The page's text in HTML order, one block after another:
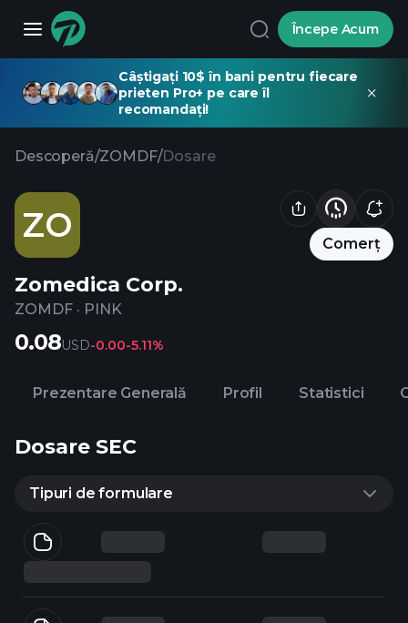
Începe Acum
Câștigați 10$ în bani pentru fiecare
prieten Pro+ pe care îl
recomandați!
Descoperă/ZOMDF/Dosare
ZO Comerț
Zomedica Corp.
ZOMDF · PINK
0.08USD-0.00-5.11%
Prezentare Generală Profil Statistici
Dosare SEC
Tipuri de formulare